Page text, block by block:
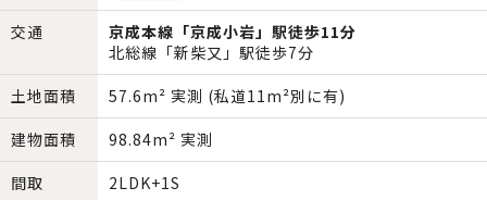
交通
京成本線「京成小岩」駅徒歩11分
北総線「新柴又」駅徒歩7分
土地面積
57.6m² 実測 (私道11m²別に有)
建物面積
98.84m² 実測
間取
2LDK+1S